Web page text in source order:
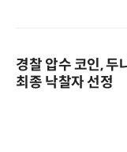
경찰 압수 코인,
최종 낙찰자 선정